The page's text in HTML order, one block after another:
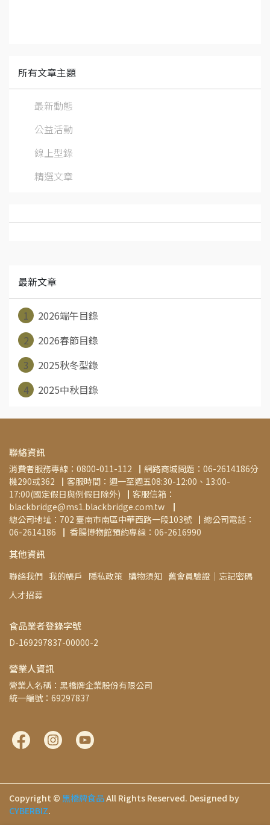
所有文章主題
最新動態
公益活動
線上型錄
精選文章
最新文章
1
2026端午目錄
2
2026春節目錄
3
2025秋冬型錄
4
2025中秋目錄
聯絡資訊
消費者服務專線：0800-011-112▕  網路商城問題：06-2614186分
機290或362▕  客服時間：週一至週五08:30-12:00、13:00-
17:00(國定假日與例假日除外)▕  客服信箱：
blackbridge@ms1.blackbridge.com.tw ▕
總公司地址：702 臺南市南區中華西路一段103號▕  總公司電話：
06-2614186▕   香腸博物館預約專線：06-2616990
其他資訊
聯絡我們 我的帳戶 隱私政策 購物須知 舊會員驗證│忘記密碼
人才招募
食品業者登錄字號
D-169297837-00000-2
營業人資訊
營業人名稱：黑橋牌企業股份有限公司
統一編號：69297837
Copyright © 黑橋牌食品All Rights Reserved. Designed by
CYBERBIZ.